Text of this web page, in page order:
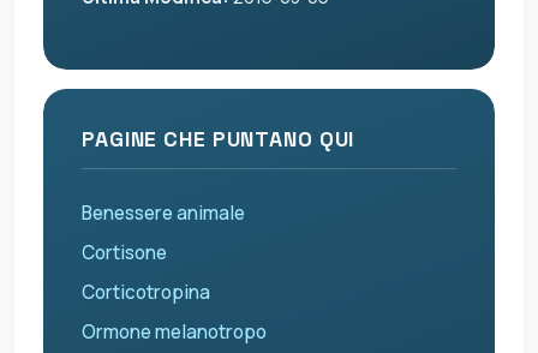
PAGINE CHE PUNTANO QUI
Benessere animale
Cortisone
Corticotropina
Ormone melanotropo